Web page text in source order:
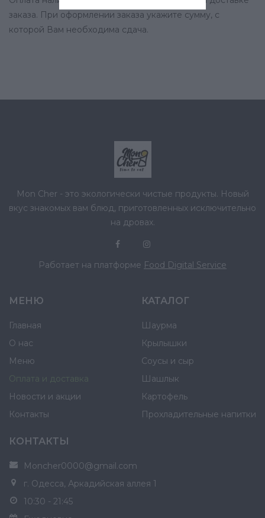
заказа. При оформлении заказа укажите сумму, с
которой Вам необходима сдача.
Mon Cher - это экологически чистые продукты. Новый
вкус знакомых вам блюд, приготовленных исключительно
на дровах.
Работает на платформе Food Digital Service
МЕНЮ
Главная
О нас
Меню
Оплата и доставка
Новости и акции
Контакты
КАТАЛОГ
Шаурма
Крылышки
Соусы и сыр
Шашлык
Картофель
Прохладительные напитки
КОНТАКТЫ
Moncher0000@gmail.com
г. Одесса, Аркадийская аллея 1
10:30 - 21:45